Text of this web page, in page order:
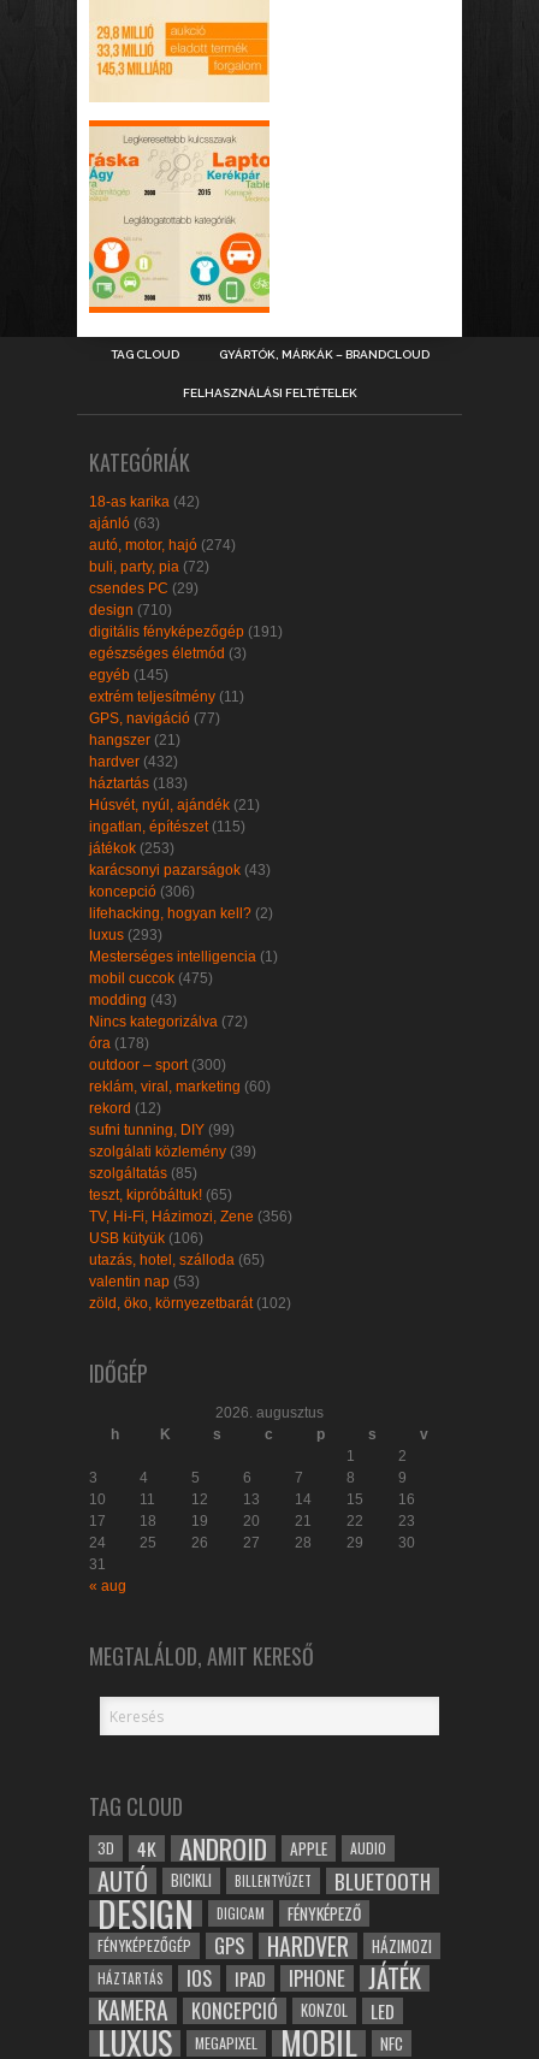
TAG CLOUD GYÁRTÓK, MÁRKÁK – BRANDCLOUD
FELHASZNÁLÁSI FELTÉTELEK
KATEGÓRIÁK
18-as karika (42)
ajánló (63)
autó, motor, hajó (274)
buli, party, pia (72)
csendes PC (29)
design (710)
digitális fényképezőgép (191)
egészséges életmód (3)
egyéb (145)
extrém teljesítmény (11)
GPS, navigáció (77)
hangszer (21)
hardver (432)
háztartás (183)
Húsvét, nyúl, ajándék (21)
ingatlan, építészet(115)
játékok (253)
karácsonyi pazarságok (43)
koncepció (306)
lifehacking, hogyan kell? (2)
luxus (293)
Mesterséges intelligencia (1)
mobil cuccok (475)
modding (43)
Nincs kategorizálva (72)
óra (178)
outdoor – sport(300)
reklám, viral, marketing (60)
rekord (12)
sufni tunning, DIY (99)
szolgálati közlemény (39)
szolgáltatás (85)
teszt, kipróbáltuk! (65)
TV, Hi-Fi, Házimozi, Zene (356)
USB kütyük (106)
utazás, hotel, szálloda (65)
valentin nap (53)
zöld, öko, környezetbarát(102)
IDŐGÉP
2026. augusztus
h
K s c p s
v
1
2
3
4 5 6 7 8
9
10
11 12 13 14 15
16
17
18 19 20 21 22
23
24
25 26 27 28 29
30
31
« aug
MEGTALÁLOD, AMIT KERESŐ
TAG CLOUD
3D 4K ANDROID APPLE AUDIO
AUTÓ BICIKLI BILLENTYŰZET BLUETOOTH
DESIGN DIGICAM FÉNYKÉPEZŐ
FÉNYKÉPEZŐGÉP GPS HARDVER HÁZIMOZI
HÁZTARTÁS IOS IPAD IPHONE JÁTÉK
KAMERA KONCEPCIÓ KONZOL LED
LUXUS MEGAPIXEL MOBIL NFC